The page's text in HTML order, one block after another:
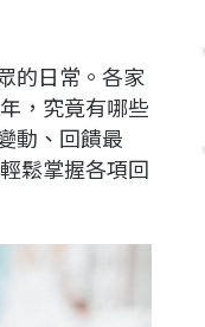
的日常。各家
，究竟有哪些
動、回饋最
鬆掌握各項回